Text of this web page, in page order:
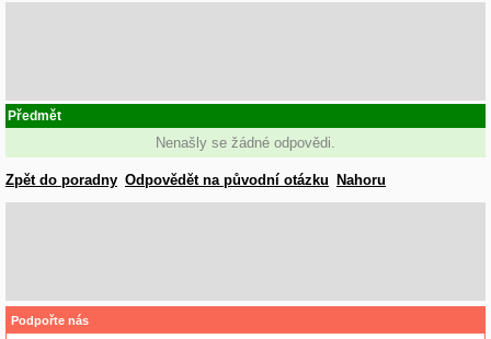
Předmět
Nenašly se žádné odpovědi.
Zpět do poradny Odpovědět na původní otázku Nahoru
Podpořte nás